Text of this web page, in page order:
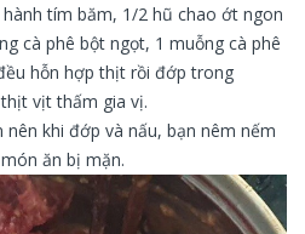
tím băm, 1/2 hũ chao ớt ngon
cà phê bột ngọt, 1 muỗng cà phê
hỗn hợp thịt rồi đớp trong
vịt thấm gia vị.​
nên khi đớp và nấu, bạn nêm nếm
ăn bị mặn.